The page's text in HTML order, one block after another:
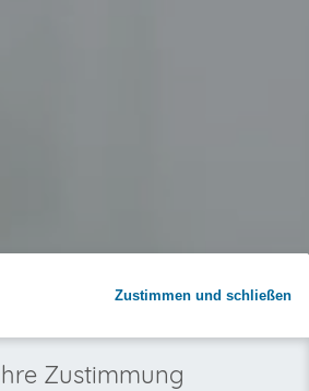
REGISTRIEREN
Zustimmen und schließen
Zustimmung